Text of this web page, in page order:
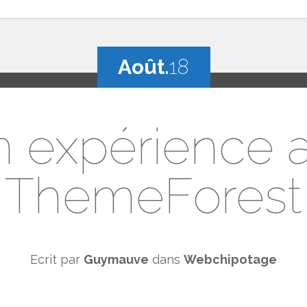
Août.18
expérience
ThemeForest
Ecrit par Guymauve dans Webchipotage